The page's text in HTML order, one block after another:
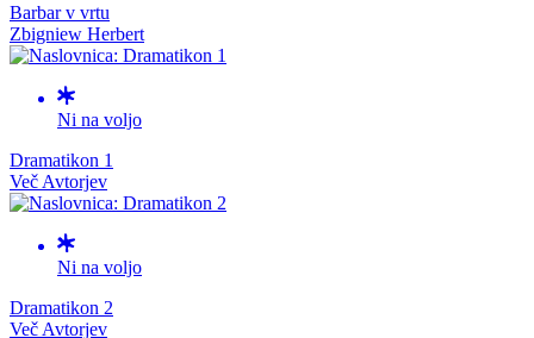
Barbar v vrtu
Zbigniew Herbert
Ni na voljo
Dramatikon 1
Več Avtorjev
Ni na voljo
Dramatikon 2
Več Avtorjev